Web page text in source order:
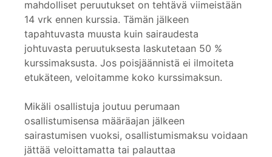
mahdolliset peruutukset on tehtävä viimeistään
14 vrk ennen kurssia. Tämän jälkeen
tapahtuvasta muusta kuin sairaudesta
johtuvasta peruutuksesta laskutetaan 50 %
kurssimaksusta. Jos poisjäännistä ei ilmoiteta
etukäteen, veloitamme koko kurssimaksun.
Mikäli osallistuja joutuu perumaan
osallistumisensa määräajan jälkeen
sairastumisen vuoksi, osallistumismaksu voidaan
jättää veloittamatta tai palauttaa